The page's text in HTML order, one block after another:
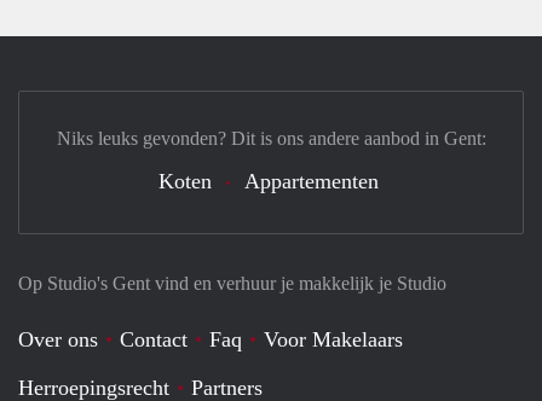
Op Studio's Gent vind en verhuur je makkelijk je Studio
Over ons Contact Faq
Voor Makelaars
Herroepingsrecht
Partners
Niks leuks gevonden? Dit is ons andere aanbod in Gent:
Koten Appartementen